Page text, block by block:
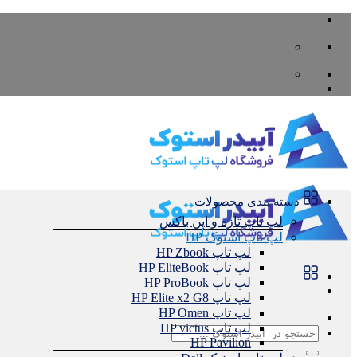
Skip
content
جستجو
دسته بندی محصولات
لپ تاپ تازه و اپن باکس
لپ تاپ استوک HP
لپ تاپ HP Zbook
لپ تاپ HP EliteBook
لپ تاپ HP ProBook
لپ تاپ HP Elite x2 G8
لپ تاپ HP Omen
لپ تاپ HP victus
HP Pavilion